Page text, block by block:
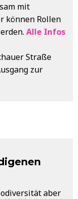
mit
können Rollen
Alle Infos
Straße
zur
aber